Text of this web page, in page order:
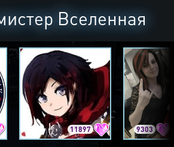
Вселенная
11897 9303